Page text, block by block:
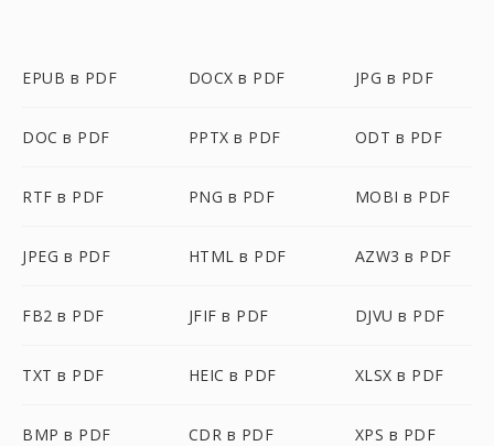
EPUB в PDF DOCX в PDF JPG в PDF
DOC в PDF PPTX в PDF ODT в PDF
RTF в PDF PNG в PDF MOBI в PDF
JPEG в PDF HTML в PDF AZW3 в PDF
FB2 в PDF JFIF в PDF DJVU в PDF
TXT в PDF HEIC в PDF XLSX в PDF
BMP в PDF CDR в PDF XPS в PDF